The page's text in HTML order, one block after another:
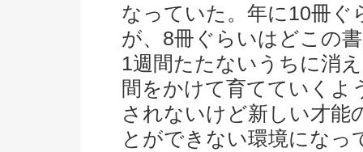
なっていた。年に10冊
が、8冊ぐらいはどこの
1週間たたないうちに消
間をかけて育てていくよ
されないけど新しい才能
とができない環境になっ